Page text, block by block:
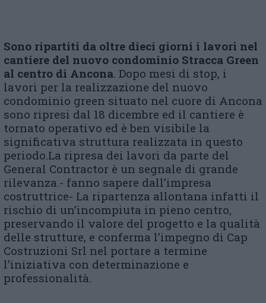
Sono ripartiti da oltre dieci giorni i lavori nel
cantiere del nuovo condominio Stracca Green
al centro di Ancona. Dopo mesi di stop, i
lavori per la realizzazione del nuovo
condominio green situato nel cuore di Ancona
sono ripresi dal 18 dicembre ed il cantiere è
tornato operativo ed è ben visibile la
significativa struttura realizzata in questo
periodo.La ripresa dei lavori da parte del
General Contractor è un segnale di grande
rilevanza.- fanno sapere dall’impresa
costruttrice- La ripartenza allontana infatti il
rischio di un’incompiuta in pieno centro,
preservando il valore del progetto e la qualità
delle strutture, e conferma l’impegno di Cap
Costruzioni Srl nel portare a termine
l’iniziativa con determinazione e
professionalità.